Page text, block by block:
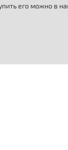
его можно в